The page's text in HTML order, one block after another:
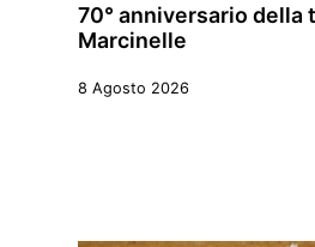
70° anniversario della
Marcinelle
8 Agosto 2026